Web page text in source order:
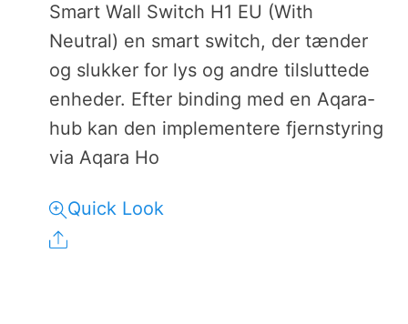
Smart Wall Switch H1 EU (With
Neutral) en smart switch, der tænder
og slukker for lys og andre tilsluttede
enheder. Efter binding med en Aqara-
hub kan den implementere fjernstyring
via Aqara Ho
Quick Look
Share